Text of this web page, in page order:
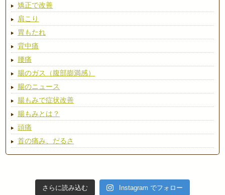
矯正で改善
肩こり
胃もたれ
背中痛
腰痛
腸のガス（腹部膨満感）
腸のニュース
腸もみで症状改善
腸もみとは？
頭痛
首の痛み、だるさ
さらに読み込む Instagram でフォロー